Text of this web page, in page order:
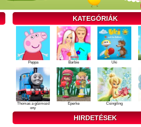
KATEGÓRIÁK
Peppa Barbie Uki
Thomas a gőzmozd
ony
Eperke Csingiling
HIRDETÉSEK